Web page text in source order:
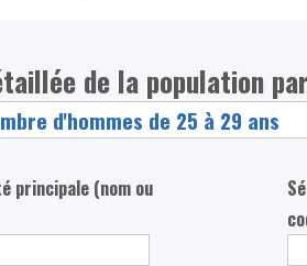
de la population
principale (nom ou